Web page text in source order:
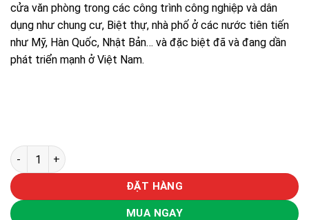
cửa văn phòng trong các công trình công nghiệp và dân
dụng như chung cư, Biệt thự, nhà phố ở các nước tiên tiến
như Mỹ, Hàn Quốc, Nhật Bản… và đặc biệt đã và đang dần
phát triển mạnh ở Việt Nam.
CỬA NHỰA GỖ SUNG YU SYA-147 số lượng
ĐẶT HÀNG
MUA NGAY